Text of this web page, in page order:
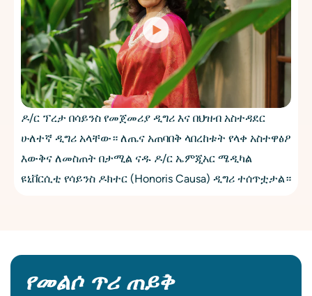
ዶ/ር ፕረታ በሳይንስ የመጀመሪያ ዲግሪ እና በህዝብ አስተዳደር
ሁለተኛ ዲግሪ አላቸው። ለጤና አጠባበቅ ላበረከቱት የላቀ አስተዋፅዖ
እውቅና ለመስጠት በታሚል ናዱ ዶ/ር ኤምጂአር ሜዲካል
ዩኒቨርሲቲ የሳይንስ ዶክተር (Honoris Causa) ዲግሪ ተሰጥቷታል።
የመልሶ ጥሪ ጠይቅ